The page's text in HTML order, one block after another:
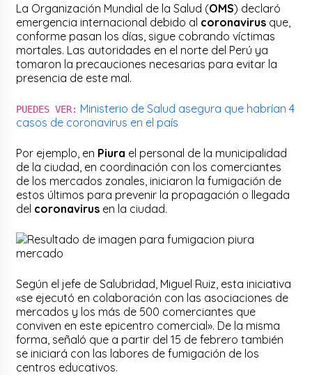
La Organización Mundial de la Salud (OMS) declaró
emergencia internacional debido al coronavirus que,
conforme pasan los días, sigue cobrando víctimas
mortales. Las autoridades en el norte del Perú ya
tomaron la precauciones necesarias para evitar la
presencia de este mal.
PUEDES VER: Ministerio de Salud asegura que habrían 4
casos de coronavirus en el país
Por ejemplo, en Piura el personal de la municipalidad
de la ciudad, en coordinación con los comerciantes
de los mercados zonales, iniciaron la fumigación de
estos últimos para prevenir la propagación o llegada
del coronavirus en la ciudad.
Según el jefe de Salubridad, Miguel Ruiz, esta iniciativa
«se ejecutó en colaboración con las asociaciones de
mercados y los más de 500 comerciantes que
conviven en este epicentro comercial». De la misma
forma, señaló que a partir del 15 de febrero también
se iniciará con las labores de fumigación de los
centros educativos.